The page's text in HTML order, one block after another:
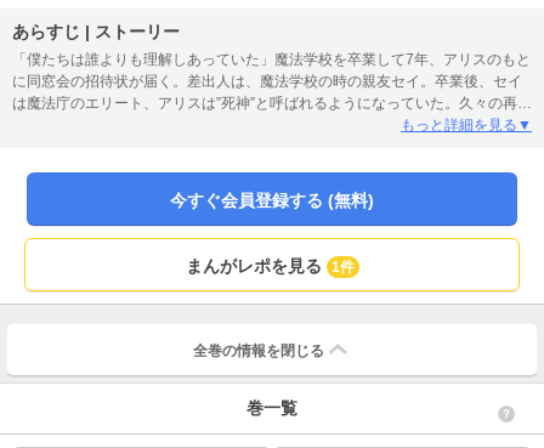
あらすじ | ストーリー
「僕たちは誰よりも理解しあっていた」魔法学校を卒業して7年、アリスのもと
に同窓会の招待状が届く。差出人は、魔法学校の時の親友セイ。卒業後、セイ
は魔法庁のエリート、アリスは”死神”と呼ばれるようになっていた。久々の再会
を喜ぶセイだったが、アリスはセイの右手の異変に気付いて…？『ゆびさきと
もっと詳細を見る▼
今すぐ会員登録する (無料)
まんがレポを見る 1件
全巻の情報を 閉じる
巻一覧